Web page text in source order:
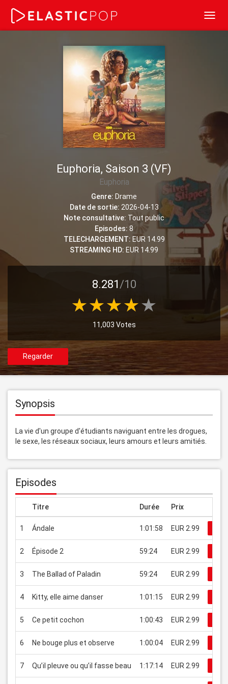
Euphoria, Saison 3 (VF)
Euphoria
Genre: Drame
Date de sortie: 2026-04-13
Note consultative: Tout public
Episodes: 8
TELECHARGEMENT: EUR 14.99
STREAMING HD: EUR 14.99
8.281/10
11,003 Votes
Regarder
Synopsis
La vie d'un groupe d'étudiants naviguant entre les drogues,
le sexe, les réseaux sociaux, leurs amours et leurs amitiés.
Episodes
Titre Durée Prix
1 Ándale 1:01:58 EUR 2.99
2 Épisode 2 59:24 EUR 2.99
3 The Ballad of Paladin 59:24 EUR 2.99
4 Kitty, elle aime danser 1:01:15 EUR 2.99
5 Ce petit cochon 1:00:43 EUR 2.99
6 Ne bouge plus et observe 1:00:04 EUR 2.99
7 Qu’il pleuve ou qu’il fasse beau 1:17:14 EUR 2.99